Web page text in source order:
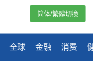
全球 金融 消费
简体/繁體切換